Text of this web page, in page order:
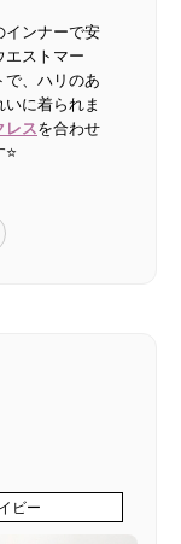
インナーで安
ストマー
、ハリのあ
に着られま
レスを合わせ
ビー